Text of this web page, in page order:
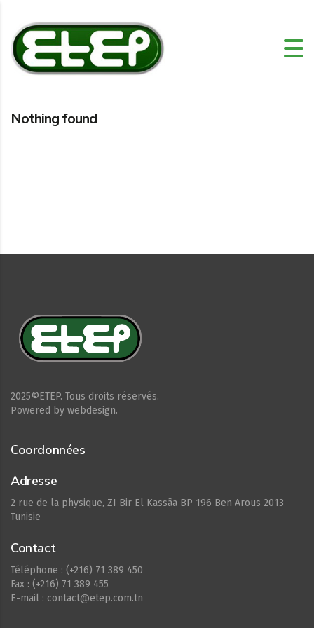
Nothing found
2025©ETEP. Tous droits réservés.
Powered by webdesign.
Coordonnées
Adresse
2 rue de la physique, ZI Bir El Kassâa BP 196 Ben Arous 2013
Tunisie
Contact
Téléphone : (+216) 71 389 450
Fax : (+216) 71 389 455
E-mail : contact@etep.com.tn